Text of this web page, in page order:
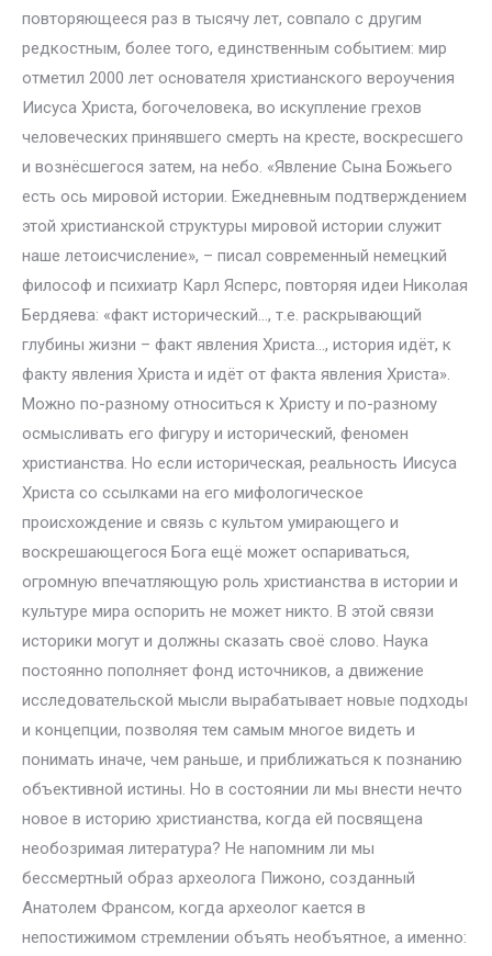
повторяющееся раз в тысячу лет, совпало с другим
редкостным, более того, единственным событием: мир
отметил 2000 лет основателя христианского вероучения
Иисуса Христа, богочеловека, во искупление грехов
человеческих принявшего смерть на кресте, воскресшего
и вознёсшегося затем, на небо. «Явление Сына Божьего
есть ось мировой истории. Ежедневным подтверждением
этой христианской структуры мировой истории служит
наше летоисчисление», – писал современный немецкий
философ и психиатр Карл Ясперс, повторяя идеи Николая
Бердяева: «факт исторический…, т.е. раскрывающий
глубины жизни – факт явления Христа…, история идёт, к
факту явления Христа и идёт от факта явления Христа».
Можно по-разному относиться к Христу и по-разному
осмысливать его фигуру и исторический, феномен
христианства. Но если историческая, реальность Иисуса
Христа со ссылками на его мифологическое
происхождение и связь с культом умирающего и
воскрешающегося Бога ещё может оспариваться,
огромную впечатляющую роль христианства в истории и
культуре мира оспорить не может никто. В этой связи
историки могут и должны сказать своё слово. Наука
постоянно пополняет фонд источников, а движение
исследовательской мысли вырабатывает новые подходы
и концепции, позволяя тем самым многое видеть и
понимать иначе, чем раньше, и приближаться к познанию
объективной истины. Но в состоянии ли мы внести нечто
новое в историю христианства, когда ей посвящена
необозримая литература? Не напомним ли мы
бессмертный образ археолога Пижоно, созданный
Анатолем Франсом, когда археолог кается в
непостижимом стремлении объять необъятное, а именно: